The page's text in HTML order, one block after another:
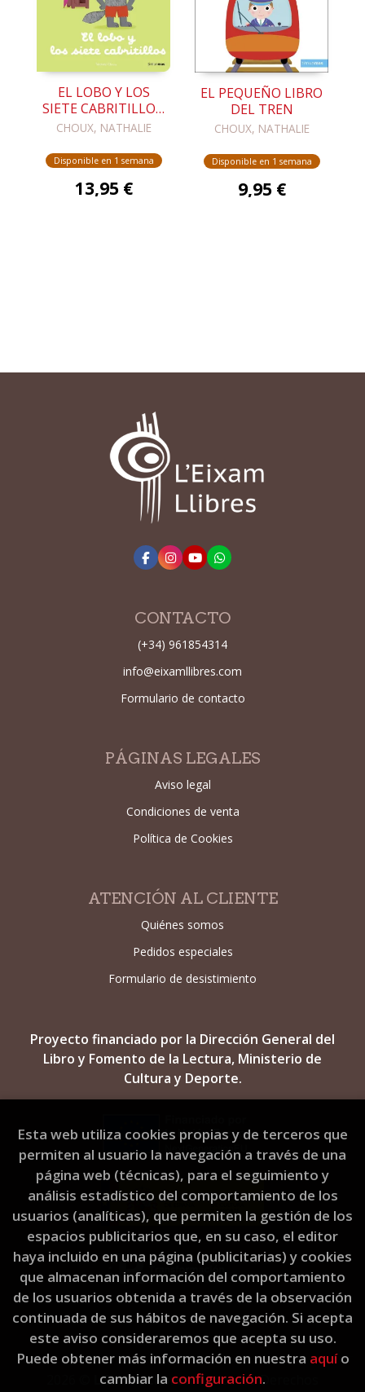
EL LOBO Y LOS
SIETE CABRITILLOS.
CUENTO CON
CHOUX, NATHALIE
Disponible en 1 semana
13,95 €
EL PEQUEÑO LIBRO
DEL TREN
CHOUX, NATHALIE
Disponible en 1 semana
9,95 €
CONTACTO
(+34) 961854314
info@eixamllibres.com
Formulario de contacto
PÁGINAS LEGALES
Aviso legal
Condiciones de venta
Política de Cookies
ATENCIÓN AL CLIENTE
Quiénes somos
Pedidos especiales
Formulario de desistimiento
Proyecto financiado por la Dirección General del
Libro y Fomento de la Lectura, Ministerio de
Cultura y Deporte.
L'Eixam Llibres. Todos los Derechos
Esta web utiliza cookies propias y de terceros que
permiten al usuario la navegación a través de una
página web (técnicas), para el seguimiento y
análisis estadístico del comportamiento de los
usuarios (analíticas), que permiten la gestión de los
espacios publicitarios que, en su caso, el editor
haya incluido en una página (publicitarias) y cookies
que almacenan información del comportamiento
de los usuarios obtenida a través de la observación
continuada de sus hábitos de navegación. Si acepta
este aviso consideraremos que acepta su uso.
Puede obtener más información en nuestra aquío
cambiar la configuración.